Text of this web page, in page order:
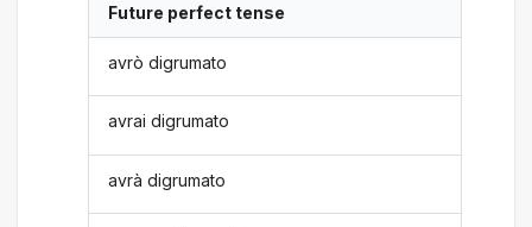
Future perfect tense
avrò digrumato
avrai digrumato
avrà digrumato